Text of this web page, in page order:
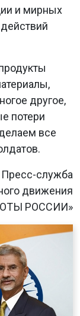
и мирных
другое,
потери
все
Пресс-служба
движения
РОССИИ»